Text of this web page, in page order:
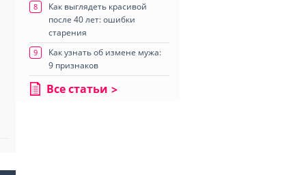
8
Как выглядеть красивой
после 40 лет: ошибки
старения
9
Как узнать об измене мужа:
9 признаков
Все статьи